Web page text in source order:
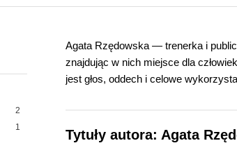
2
1
Agata Rzędowska — trenerka i
znajdując w nich miejsce dla
jest głos, oddech i celowe
Tytuły autora: Agata